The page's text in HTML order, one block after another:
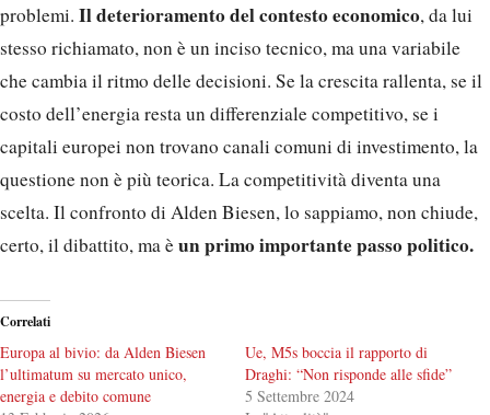
problemi. Il deterioramento del contesto economico, da lui
stesso richiamato, non è un inciso tecnico, ma una variabile
che cambia il ritmo delle decisioni. Se la crescita rallenta, se il
costo dell’energia resta un differenziale competitivo, se i
capitali europei non trovano canali comuni di investimento, la
questione non è più teorica. La competitività diventa una
scelta. Il confronto di Alden Biesen, lo sappiamo, non chiude,
certo, il dibattito, ma èun primo importante passo politico.
Correlati
Europa al bivio: da Alden Biesen
l’ultimatum su mercato unico,
energia e debito comune
Ue, M5s boccia il rapporto di
Draghi: “Non risponde alle sfide”
5 Settembre 2024